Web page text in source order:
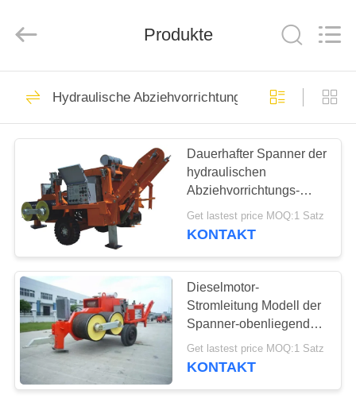
ZUHAUSE
PRODUKTE
WIR
ÜBER
UNS
WERKSFÜHRUNG
QUALITÄTSKONTROLLE
KONTAKTIEREN
2018
All
Reserved.
manuelle
Handhandkurbel
Marinehandhandkurbel
32
Produkte
Hydraulische Abziehvorrichtungs-Spanner
Dauerhafter Spanner der
hydraulischen
Abziehvorrichtungs-
250KN für vier rollte
Gewicht des Leiter-
Get lastest price MOQ:1 Satz
KONTAKT
Dieselmotor-
Stromleitung Modell der
Spanner-obenliegendes
aufreihendes
hydraulischen
Get lastest price MOQ:1 Satz
KONTAKT